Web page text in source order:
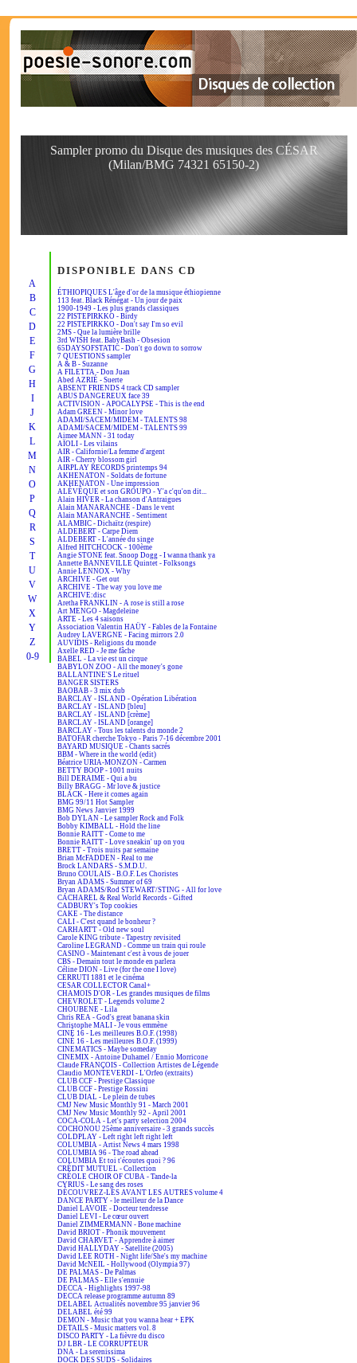
Sampler promo du Disque des musiques des CÉSAR
(Milan/BMG 74321 65150-2)
A
B
C
D
E
F
G
H
I
J
K
L
M
N
O
P
Q
R
S
T
U
V
W
X
Y
Z
0-9
DISPONIBLE DANS CD
ÉTHIOPIQUES L'âge d'or de la musique éthiopienne
113 feat. Black Rénégat - Un jour de paix
1900-1949 - Les plus grands classiques
22 PISTEPIRKKO - Birdy
22 PISTEPIRKKO - Don't say I'm so evil
2MS - Que la lumière brille
3rd WISH feat. BabyBash - Obsesion
65DAYSOFSTATIC - Don't go down to sorrow
7 QUESTIONS sampler
A & B - Suzanne
A FILETTA - Don Juan
Abed AZRIÉ - Suerte
ABSENT FRIENDS 4 track CD sampler
ABUS DANGEREUX face 39
ACTIVISION - APOCALYPSE - This is the end
Adam GREEN - Minor love
ADAMI/SACEM/MIDEM - TALENTS 98
ADAMI/SACEM/MIDEM - TALENTS 99
Aimee MANN - 31 today
AÏOLI - Les vilains
AIR - Californie/La femme d'argent
AIR - Cherry blossom girl
AIRPLAY RECORDS printemps 94
AKHENATON - Soldats de fortune
AKHENATON - Une impression
ALÉVÊQUE et son GROUPO - Y'a c'qu'on dit...
Alain HIVER - La chanson d'Antraigues
Alain MANARANCHE - Dans le vent
Alain MANARANCHE - Sentiment
ALAMBIC - Dichaïtz (respire)
ALDEBERT - Carpe Diem
ALDEBERT - L'année du singe
Alfred HITCHCOCK - 100ème
Angie STONE feat. Snoop Dogg - I wanna thank ya
Annette BANNEVILLE Quintet - Folksongs
Annie LENNOX - Why
ARCHIVE - Get out
ARCHIVE - The way you love me
ARCHIVE:disc
Aretha FRANKLIN - A rose is still a rose
Art MENGO - Magdeleine
ARTE - Les 4 saisons
Association Valentin HAÜY - Fables de la Fontaine
Audrey LAVERGNE - Facing mirrors 2.0
AUVIDIS - Religions du monde
Axelle RED - Je me fâche
BABEL - La vie est un cirque
BABYLON ZOO - All the money's gone
BALLANTINE'S Le rituel
BANGER SISTERS
BAOBAB - 3 mix dub
BARCLAY - ISLAND - Opération Libération
BARCLAY - ISLAND [bleu]
BARCLAY - ISLAND [crème]
BARCLAY - ISLAND [orange]
BARCLAY - Tous les talents du monde 2
BATOFAR cherche Tokyo - Paris 7-16 décembre 2001
BAYARD MUSIQUE - Chants sacrés
BBM - Where in the world (edit)
Béatrice URIA-MONZON - Carmen
BETTY BOOP - 1001 nuits
Bill DERAIME - Qui a bu
Billy BRAGG - Mr love & justice
BLACK - Here it comes again
BMG 99/11 Hot Sampler
BMG News Janvier 1999
Bob DYLAN - Le sampler Rock and Folk
Bobby KIMBALL - Hold the line
Bonnie RAITT - Come to me
Bonnie RAITT - Love sneakin' up on you
BRETT - Trois nuits par semaine
Brian McFADDEN - Real to me
Brock LANDARS - S.M.D.U.
Bruno COULAIS - B.O.F. Les Choristes
Bryan ADAMS - Summer of 69
Bryan ADAMS/Rod STEWART/STING - All for love
CACHAREL & Real World Records - Gifted
CADBURY's Top cookies
CAKE - The distance
CALI - C'est quand le bonheur ?
CARHARTT - Old new soul
Carole KING tribute - Tapestry revisited
Caroline LEGRAND - Comme un train qui roule
CASINO - Maintenant c'est à vous de jouer
CBS - Demain tout le monde en parlera
Céline DION - Live (for the one I love)
CERRUTI 1881 et le cinéma
CESAR COLLECTOR Canal+
CHAMOIS D'OR - Les grandes musiques de films
CHEVROLET - Legends volume 2
CHOUBENE - Lila
Chris REA - God's great banana skin
Christophe MALI - Je vous emmène
CINÉ 16 - Les meilleures B.O.F. (1998)
CINÉ 16 - Les meilleures B.O.F. (1999)
CINEMATICS - Maybe someday
CINEMIX - Antoine Duhamel / Ennio Morricone
Claude FRANÇOIS - Collection Artistes de Légende
Claudio MONTEVERDI - L'Orfeo (extraits)
CLUB CCF - Prestige Classique
CLUB CCF - Prestige Rossini
CLUB DIAL - Le plein de tubes
CMJ New Music Monthly 91 - March 2001
CMJ New Music Monthly 92 - April 2001
COCA-COLA - Let's party selection 2004
COCHONOU 25ème anniversaire - 3 grands succès
COLDPLAY - Left right left right left
COLUMBIA - Artist News 4 mars 1998
COLUMBIA 96 - The road ahead
COLUMBIA Et toi t'écoutes quoi ? 96
CRÉDIT MUTUEL - Collection
CRÉOLE CHOIR OF CUBA - Tande-la
CYRIUS - Le sang des roses
DÉCOUVREZ-LES AVANT LES AUTRES volume 4
DANCE PARTY - le meilleur de la Dance
Daniel LAVOIE - Docteur tendresse
Daniel LEVI - Le cœur ouvert
Daniel ZIMMERMANN - Bone machine
David BRIOT - Phonik mouvement
David CHARVET - Apprendre à aimer
David HALLYDAY - Satellite (2005)
David LEE ROTH - Night life/She's my machine
David McNEIL - Hollywood (Olympia 97)
DE PALMAS - De Palmas
DE PALMAS - Elle s'ennuie
DECCA - Highlights 1997-98
DECCA release programme autumn 89
DELABEL Actualités novembre 95 janvier 96
DELABEL été 99
DEMON - Music that you wanna hear + EPK
DETAILS - Music matters vol. 8
DISCO PARTY - La fièvre du disco
DJ LBR - LE CORRUPTEUR
DNA - La serenissima
DOCK DES SUDS - Solidaires